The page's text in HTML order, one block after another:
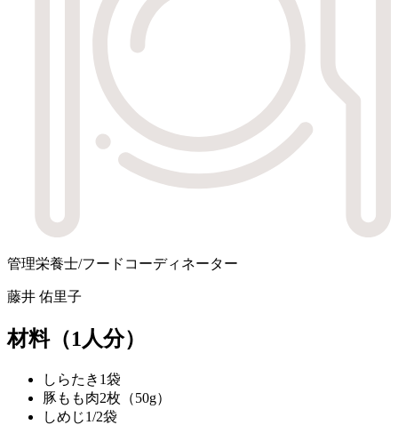
管理栄養士/フードコーディネーター
藤井 佑里子
材料（1人分）
しらたき 1袋
豚もも肉2枚（50g）
しめじ1/2袋